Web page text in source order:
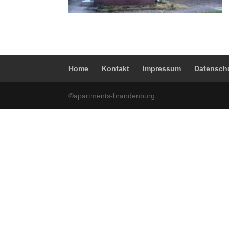
Home Kontakt Impressum
©apartments-brandenburg